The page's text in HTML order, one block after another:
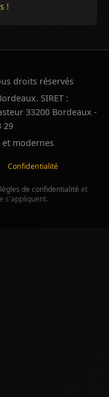
!
droits réservés
SIRET :
33200 Bordeaux -
29
modernes
Confidentialité
de confidentialité et
s'appliquent.